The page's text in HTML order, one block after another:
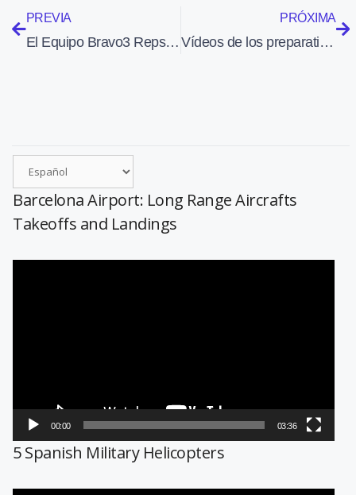
PREVIA
El Equipo Bravo3 Repsol de vuelo acrobático participará en la Festa al Cel 2014
PRÓXIMA
Vídeos de los preparativos de la Festa al Cel 2014
Barcelona Airport: Long Range Aircrafts
Takeoffs and Landings
00:00 03:36
5 Spanish Military Helicopters